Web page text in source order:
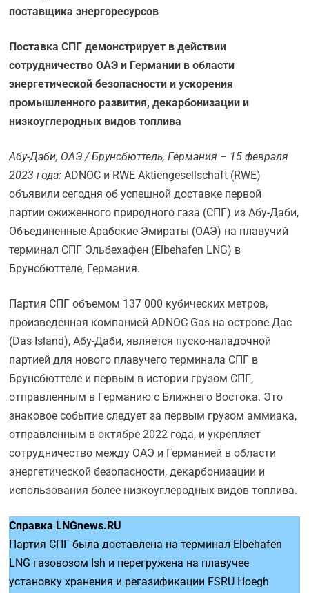
поставщика энергоресурсов
Поставка СПГ демонстрирует в действии
сотрудничество ОАЭ и Германии в области
энергетической безопасности и ускорения
промышленного развития, декарбонизации и
низкоуглеродных видов топлива
Абу-Даби, ОАЭ / Брунсбюттель, Германия – 15 февраля
2023 года: ADNOC и RWE Aktiengesellschaft (RWE)
объявили сегодня об успешной доставке первой
партии сжиженного природного газа (СПГ) из Абу-Даби,
Объединенные Арабские Эмираты (ОАЭ) на плавучий
терминал СПГ Эльбехафен (Elbehafen LNG) в
Брунсбюттеле, Германия.
Партия СПГ объемом 137 000 кубических метров,
произведенная компанией ADNOC Gas на острове Дас
(Das Island), Абу-Даби, является пуско-наладочной
партией для нового плавучего терминала СПГ в
Брунсбюттеле и первым в истории грузом СПГ,
отправленным в Германию с Ближнего Востока. Это
знаковое событие следует за первым грузом аммиака,
отправленным в октябре 2022 года, и укрепляет
сотрудничество между ОАЭ и Германией в области
энергетической безопасности, декарбонизации и
использования более низкоуглеродных видов топлива.
Справка LNGnews.RU
Партия СПГ была доставлена на терминал Elbehafen
LNG газовозом Ish и перегружена на плавучее
установку хранения и регазификации FSRU Hoegh